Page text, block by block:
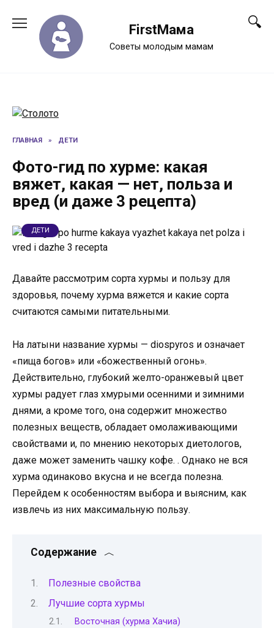
содержанию
FirstМама
Советы молодым мамам
ГЛАВНАЯ » ДЕТИ
Фото-гид по хурме: какая
вяжет, какая — нет, польза и
вред (и даже 3 рецепта)
ДЕТИ
Давайте рассмотрим сорта хурмы и пользу для
здоровья, почему хурма вяжется и какие сорта
считаются самыми питательными.
На латыни название хурмы — diospyros и означает
«пища богов» или «божественный огонь».
Действительно, глубокий желто-оранжевый цвет
хурмы радует глаз хмурыми осенними и зимними
днями, а кроме того, она содержит множество
полезных веществ, обладает омолаживающими
свойствами и, по мнению некоторых диетологов,
даже может заменить чашку кофе. . Однако не вся
хурма одинаково вкусна и не всегда полезна.
Перейдем к особенностям выбора и выясним, как
извлечь из них максимальную пользу.
Содержание
Полезные свойства
Лучшие сорта хурмы
Восточная (хурма Хачиа)